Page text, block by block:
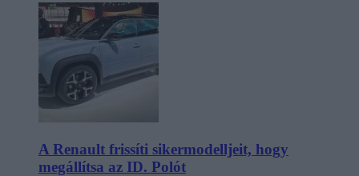
A Renault frissíti sikermodelljeit, hogy
megállítsa az ID. Polót